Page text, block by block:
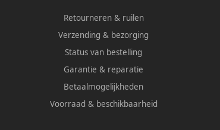
Retourneren & ruilen
Verzending & bezorging
Status van bestelling
Garantie & reparatie
Betaalmogelijkheden
Voorraad & beschikbaarheid